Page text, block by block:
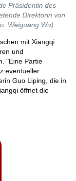
Präsidentin des
Direktorin von
Weiguang Wu).
mit Xiangqi
und
"Eine Partie
eventueller
Guo Liping, die in
öffnet die